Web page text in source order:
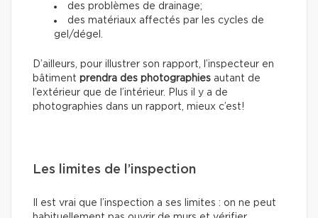
des problèmes de drainage;
des matériaux affectés par les cycles de
gel/dégel.
D’ailleurs, pour illustrer son rapport, l’inspecteur en
bâtiment prendra des photographies autant de
l’extérieur que de l’intérieur. Plus il y a de
photographies dans un rapport, mieux c’est!
Les limites de l’inspection
Il est vrai que l’inspection a ses limites : on ne peut